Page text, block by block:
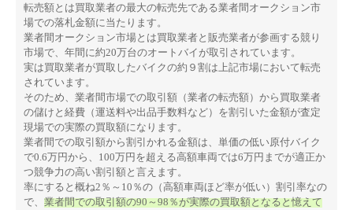
転売額とは買取業者の最大の転売先である業者間オークション市
場での落札金額に当たります。
業者間オークション市場とは買取業者と販売業者が参画する競り
市場で、年間に約20万台のオートバイが取引されています。
実は買取業者が買取したバイクの約９割は上記市場において転売
されています。
そのため、業者間市場での取引額（業者の転売額）から買取業者
の儲けと経費（運送料や出品手数料など）を割引いた金額が査定
現場での実際の買取額になります。
業者間での取引額から割引かれる金額は、単価の低い原付バイク
で0.6万円から、100万円を超える高額車両では6万円までが適正か
つ競争力の高い割引額と言えます。
率にすると概ね2％～10％の（高額車両ほど率が低い）割引率なの
で、 業者間での取引額の90～98％が実際の買取額となると憶えて